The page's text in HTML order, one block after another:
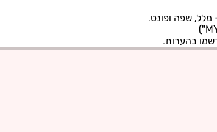
מלל, שפה ופונט.
בהערות.